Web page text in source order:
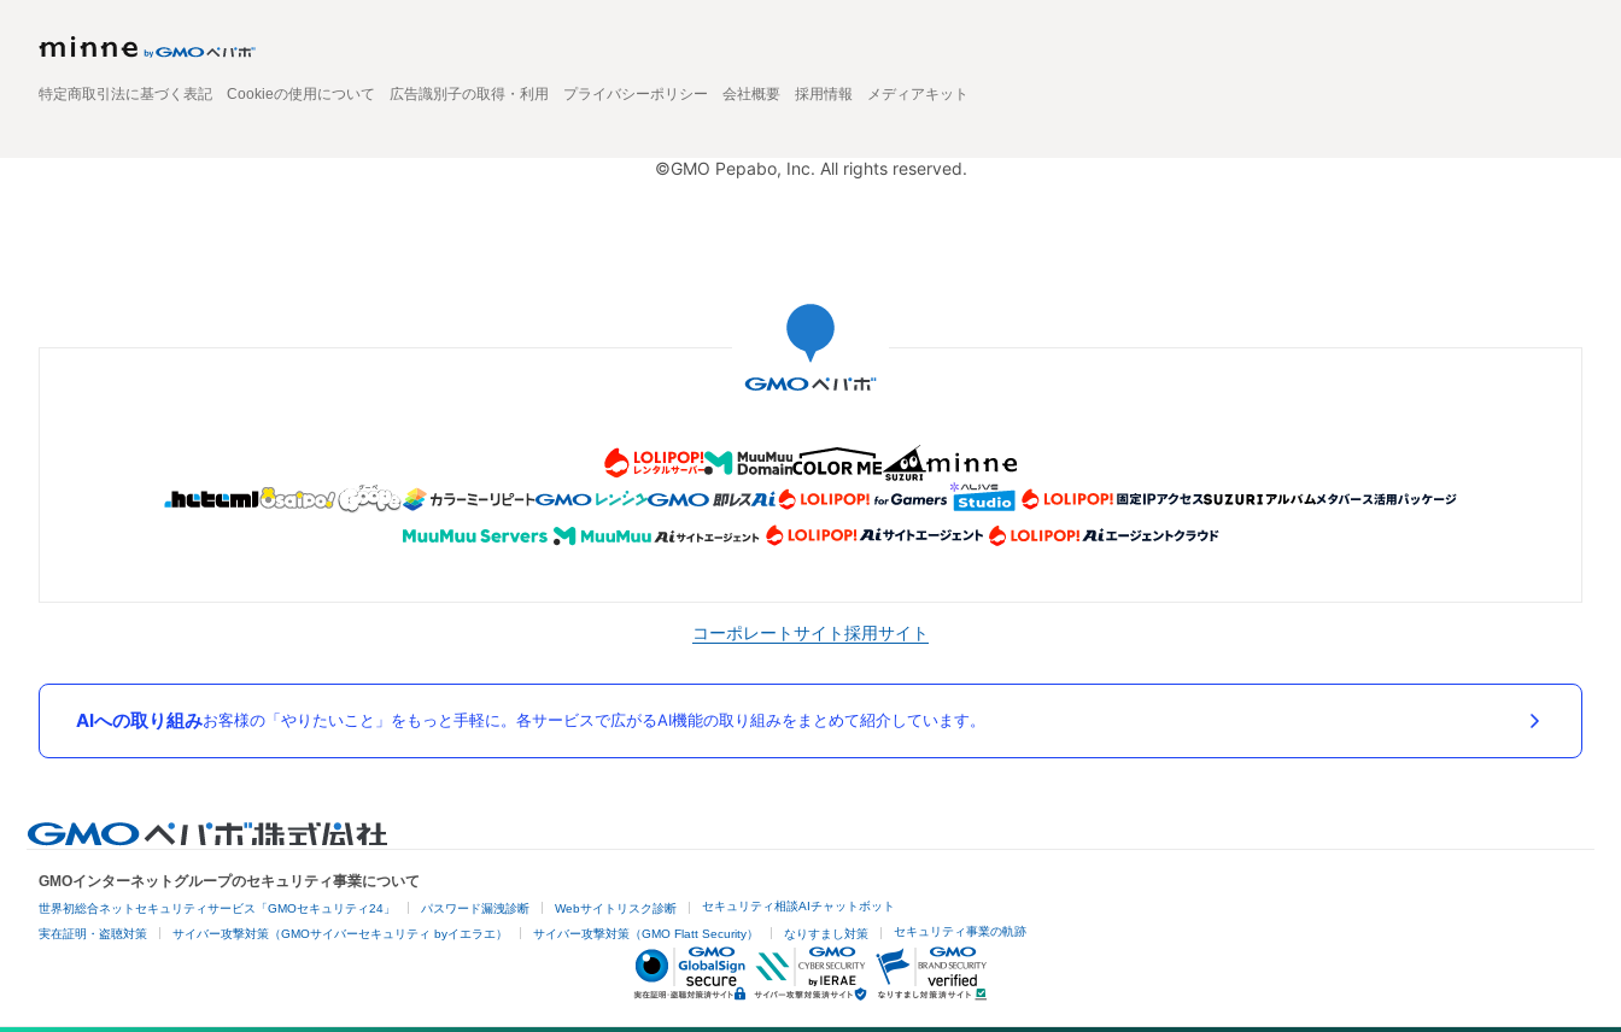
特定商取引法に基づく表記 Cookieの使用について 広告識別子の取得・利用 プライバシーポリシー 会社概要 採用情報 メディアキット
©GMO Pepabo, Inc. All rights reserved.
コーポレートサイト採用サイト
AIへの取り組みお客様の「やりたいこと」をもっと手軽に。各サービスで広がるAI機能の取り組みをまとめて紹介しています。
GMOインターネットグループのセキュリティ事業について
世界初総合ネットセキュリティサービス「GMOセキュリティ24」 パスワード漏洩診断 Webサイトリスク診断 セキュリティ相談AIチャットボット
実在証明・盗聴対策 サイバー攻撃対策（GMOサイバーセキュリティ byイエラエ） サイバー攻撃対策（GMO Flatt Security） なりすまし対策 セキュリティ事業の軌跡